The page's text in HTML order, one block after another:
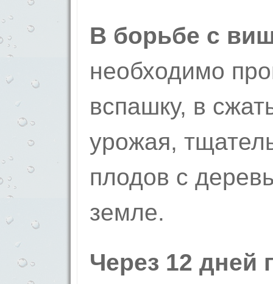
В борьбе с
необходимо
вспашку, в
урожая,
плодов с
земле.
Через 12 дней